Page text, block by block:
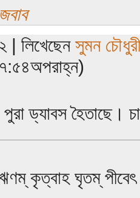
জবাব
| লিখেছেন সুমন চৌধুরী
৭:৫৪অপরাহ্ন)
পুরা ড্যাবস হৈতাছে।
কৃত্বাহ ঘৃতম্ পীবেৎ